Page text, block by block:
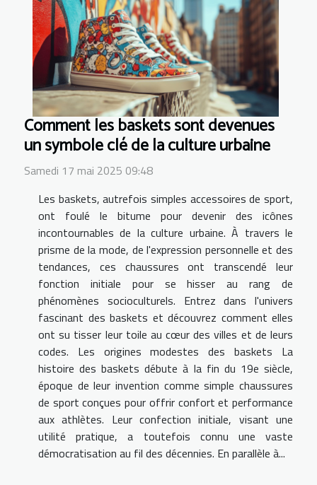
Comment les baskets sont devenues
un symbole clé de la culture urbaine
Samedi 17 mai 2025 09:48
Les baskets, autrefois simples accessoires de sport,
ont foulé le bitume pour devenir des icônes
incontournables de la culture urbaine. À travers le
prisme de la mode, de l'expression personnelle et des
tendances, ces chaussures ont transcendé leur
fonction initiale pour se hisser au rang de
phénomènes socioculturels. Entrez dans l'univers
fascinant des baskets et découvrez comment elles
ont su tisser leur toile au cœur des villes et de leurs
codes. Les origines modestes des baskets La
histoire des baskets débute à la fin du 19e siècle,
époque de leur invention comme simple chaussures
de sport conçues pour offrir confort et performance
aux athlètes. Leur confection initiale, visant une
utilité pratique, a toutefois connu une vaste
démocratisation au fil des décennies. En parallèle à...